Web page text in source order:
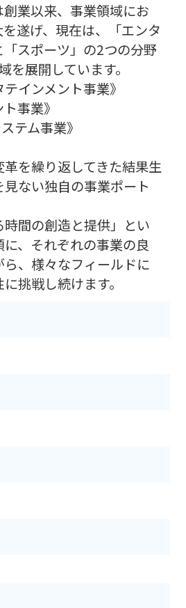
業以来、事業領域にお
遂げ、現在は、「エンタ
スポーツ」の2つの分野
を展開しています。
テインメント事業》
事業》
テム事業》
を繰り返してきた結果生
ない独自の事業ポート
間の創造と提供」とい
、それぞれの事業の良
、様々なフィールドに
挑戦し続けます。